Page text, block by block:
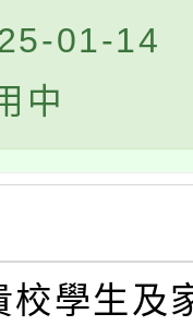
01-14
中
校學生及